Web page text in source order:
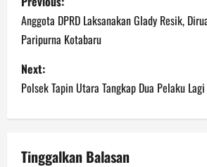
o
s
t
n
a
Anggota DPRD Laksanakan Glady Resik,
Paripurna Kotabaru
Next:
Polsek Tapin Utara Tangkap Dua Pelaku Lagi
Tinggalkan Balasan